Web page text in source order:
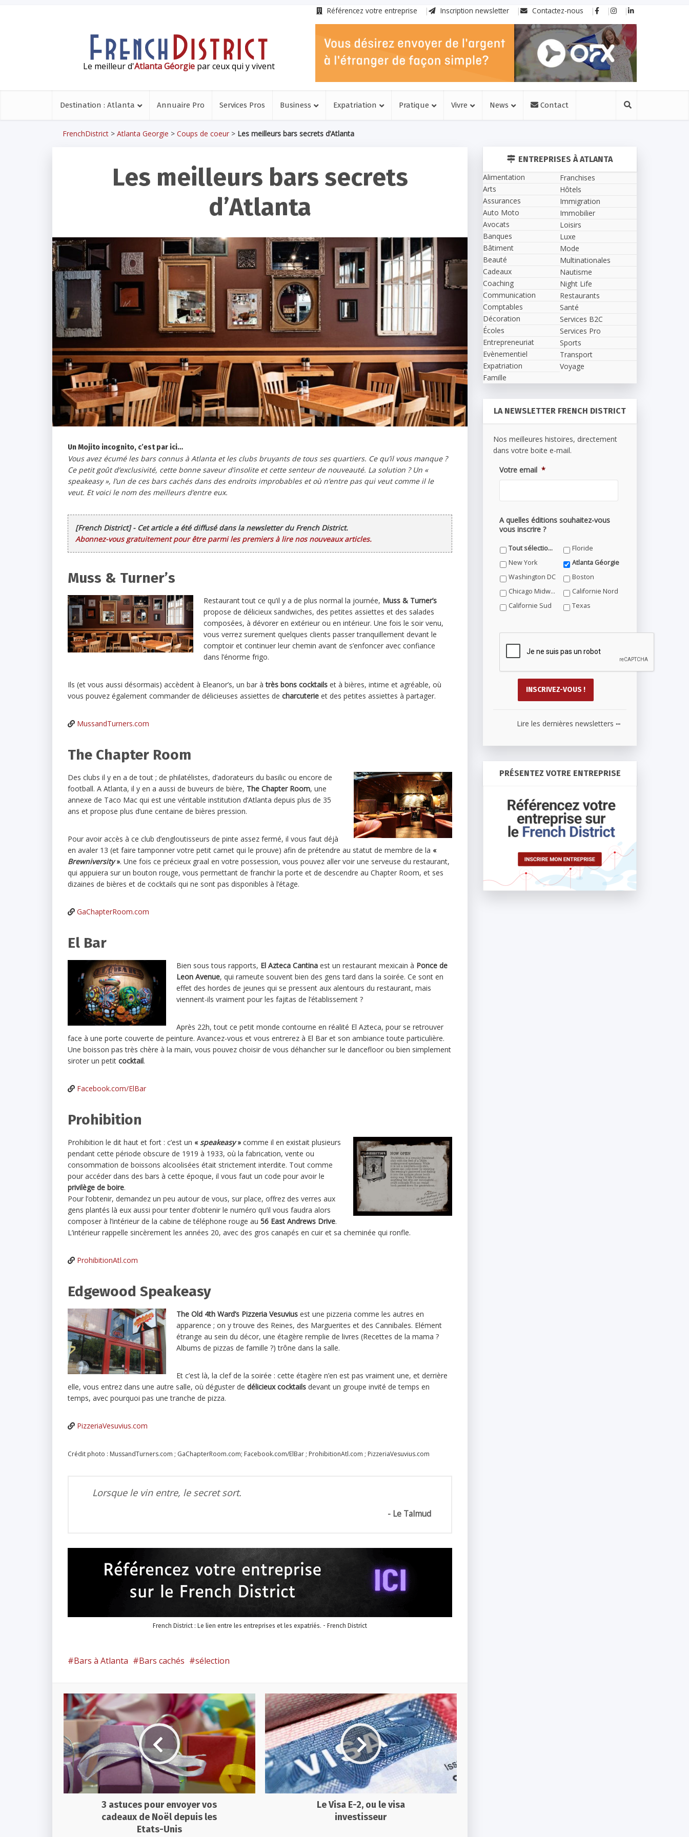
Référencez votre entreprise Inscription newsletter Contactez-nous
Le meilleur d'Atlanta Géorgie par ceux qui y vivent
Destination : Atlanta Annuaire Pro Services Pros Business Expatriation Pratique Vivre News Contact
FrenchDistrict > Atlanta Georgie > Coups de coeur > Les meilleurs bars secrets d’Atlanta
Les meilleurs bars secrets
d’Atlanta
Un Mojito incognito, c’est par ici…
Vous avez écumé les bars connus à Atlanta et les clubs bruyants de tous ses quartiers. Ce qu’il vous manque ?
Ce petit goût d’exclusivité, cette bonne saveur d’insolite et cette senteur de nouveauté. La solution ? Un «
speakeasy », l’un de ces bars cachés dans des endroits improbables et où n’entre pas qui veut comme il le
veut. Et voici le nom des meilleurs d’entre eux.
[French District] - Cet article a été diffusé dans la newsletter du French District.
Abonnez-vous gratuitement pour être parmi les premiers à lire nos nouveaux articles.
Muss & Turner’s
Restaurant tout ce qu’il y a de plus normal la journée, Muss & Turner’s
propose de délicieux sandwiches, des petites assiettes et des salades
composées, à dévorer en extérieur ou en intérieur. Une fois le soir venu,
vous verrez surement quelques clients passer tranquillement devant le
comptoir et continuer leur chemin avant de s’enfoncer avec confiance
dans l’énorme frigo.
Ils (et vous aussi désormais) accèdent à Eleanor’s, un bar àtrès bons cocktails et à bières, intime et agréable, où
vous pouvez également commander de délicieuses assiettes de charcuterie et des petites assiettes à partager.
MussandTurners.com
The Chapter Room
Des clubs il y en a de tout ; de philatélistes, d’adorateurs du basilic ou encore de
football. A Atlanta, il y en a aussi de buveurs de bière, The Chapter Room, une
annexe de Taco Mac qui est une véritable institution d’Atlanta depuis plus de 35
ans et propose plus d’une centaine de bières pression.
Pour avoir accès à ce club d’engloutisseurs de pinte assez fermé, il vous faut déjà
en avaler 13 (et faire tamponner votre petit carnet qui le prouve) afin de prétendre au statut de membre de la «
Brewniversity». Une fois ce précieux graal en votre possession, vous pouvez aller voir une serveuse du restaurant,
qui appuiera sur un bouton rouge, vous permettant de franchir la porte et de descendre au Chapter Room, et ses
dizaines de bières et de cocktails qui ne sont pas disponibles à l’étage.
GaChapterRoom.com
El Bar
Bien sous tous rapports, El Azteca Cantina est un restaurant mexicain à Ponce de
Leon Avenue, qui rameute souvent bien des gens tard dans la soirée. Ce sont en
effet des hordes de jeunes qui se pressent aux alentours du restaurant, mais
viennent-ils vraiment pour les fajitas de l’établissement ?
Après 22h, tout ce petit monde contourne en réalité El Azteca, pour se retrouver
face à une porte couverte de peinture. Avancez-vous et vous entrerez à El Bar et son ambiance toute particulière.
Une boisson pas très chère à la main, vous pouvez choisir de vous déhancher sur le dancefloor ou bien simplement
siroter un petit cocktail.
Facebook.com/ElBar
Prohibition
Prohibition le dit haut et fort : c’est un «speakeasy» comme il en existait plusieurs
pendant cette période obscure de 1919 à 1933, où la fabrication, vente ou
consommation de boissons alcoolisées était strictement interdite. Tout comme
pour accéder dans des bars à cette époque, il vous faut un code pour avoir le
privilège de boire.
Pour l’obtenir, demandez un peu autour de vous, sur place, offrez des verres aux
gens plantés là eux aussi pour tenter d’obtenir le numéro qu’il vous faudra alors
composer à l’intérieur de la cabine de téléphone rouge au 56 East Andrews Drive.
L’intérieur rappelle sincèrement les années 20, avec des gros canapés en cuir et sa cheminée qui ronfle.
ProhibitionAtl.com
Edgewood Speakeasy
The Old 4th Ward’s Pizzeria Vesuvius est une pizzeria comme les autres en
apparence ; on y trouve des Reines, des Marguerites et des Cannibales. Elément
étrange au sein du décor, une étagère remplie de livres (Recettes de la mama ?
Albums de pizzas de famille ?) trône dans la salle.
Et c’est là, la clef de la soirée : cette étagère n’en est pas vraiment une, et derrière
elle, vous entrez dans une autre salle, où déguster de délicieux cocktails devant un groupe invité de temps en
temps, avec pourquoi pas une tranche de pizza.
PizzeriaVesuvius.com
Crédit photo : MussandTurners.com ; GaChapterRoom.com; Facebook.com/ElBar ; ProhibitionAtl.com ; PizzeriaVesuvius.com
Lorsque le vin entre, le secret sort.
Le Talmud
French District : Le lien entre les entreprises et les expatriés. - French District
Bars à Atlanta Bars cachés sélection
3 astuces pour envoyer vos
cadeaux de Noël depuis les
Etats-Unis
Le Visa E-2, ou le visa
investisseur
ENTREPRISES À ATLANTA
Alimentation
Arts
Assurances
Auto Moto
Avocats
Banques
Bâtiment
Beauté
Cadeaux
Coaching
Communication
Comptables
Décoration
Écoles
Entrepreneuriat
Evènementiel
Expatriation
Famille
Franchises
Hôtels
Immigration
Immobilier
Loisirs
Luxe
Mode
Multinationales
Nautisme
Night Life
Restaurants
Santé
Services B2C
Services Pro
Sports
Transport
Voyage
LA NEWSLETTER FRENCH DISTRICT
Nos meilleures histoires, directement
dans votre boite e-mail.
Votre email *
A quelles éditions souhaitez-vous
vous inscrire ?
Tout sélectionner
Floride
New York
Atlanta Géorgie
Washington DC
Boston
Chicago Midwest
Californie Nord
Californie Sud
Texas
Lire les dernières newsletters ...
PRÉSENTEZ VOTRE ENTREPRISE